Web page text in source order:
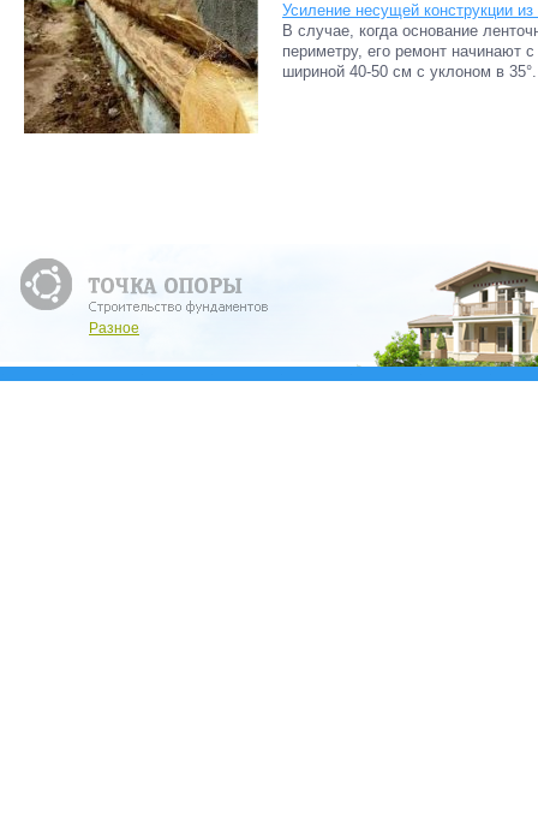
Усиление несущей конструкции из
В случае, когда основание
периметру, его ремонт начинают
шириной 40-50 см с уклоном в
Разное